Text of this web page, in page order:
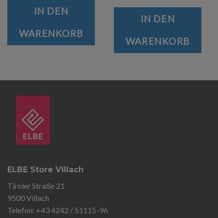
IN DEN
WARENKORB
IN DEN
WARENKORB
ELBE Store Villach
Tiroler Straße 21
9500 Villach
Telefon: +43 4242 / 51115-96